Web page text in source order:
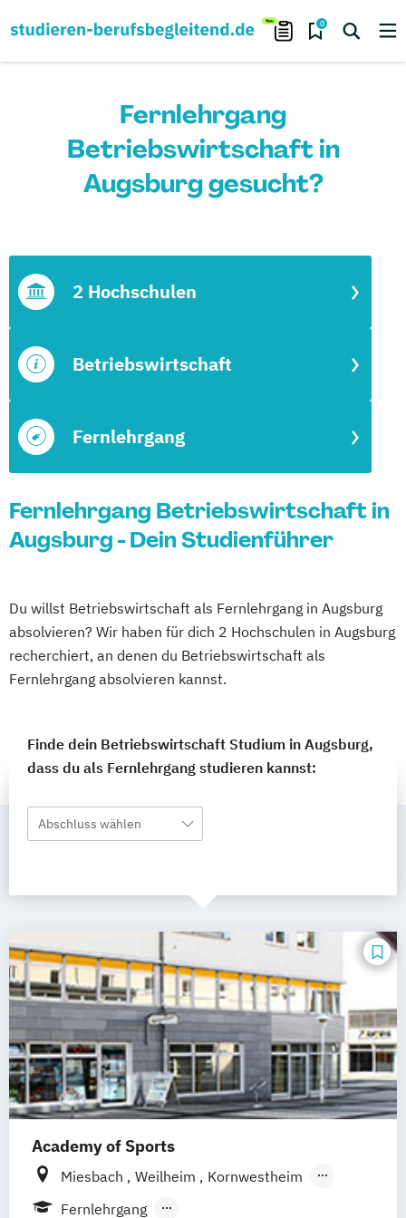
0
Fernlehrgang
Betriebswirtschaft in
Augsburg gesucht?
Fernlehrgang
Betriebswirtschaft
2 Hochschulen
Fernlehrgang Betriebswirtschaft in
Augsburg - Dein Studienführer
Du willst Betriebswirtschaft als Fernlehrgang in Augsburg
absolvieren? Wir haben für dich 2 Hochschulen in Augsburg
recherchiert, an denen du Betriebswirtschaft als
Fernlehrgang absolvieren kannst.
Finde dein Betriebswirtschaft Studium in Augsburg,
dass du als Fernlehrgang studieren kannst:
Abschluss wählen
Academy of Sports
Miesbach Weilheim
Kornwestheim
Griesheim
Stuttgart
Fernlehrgang